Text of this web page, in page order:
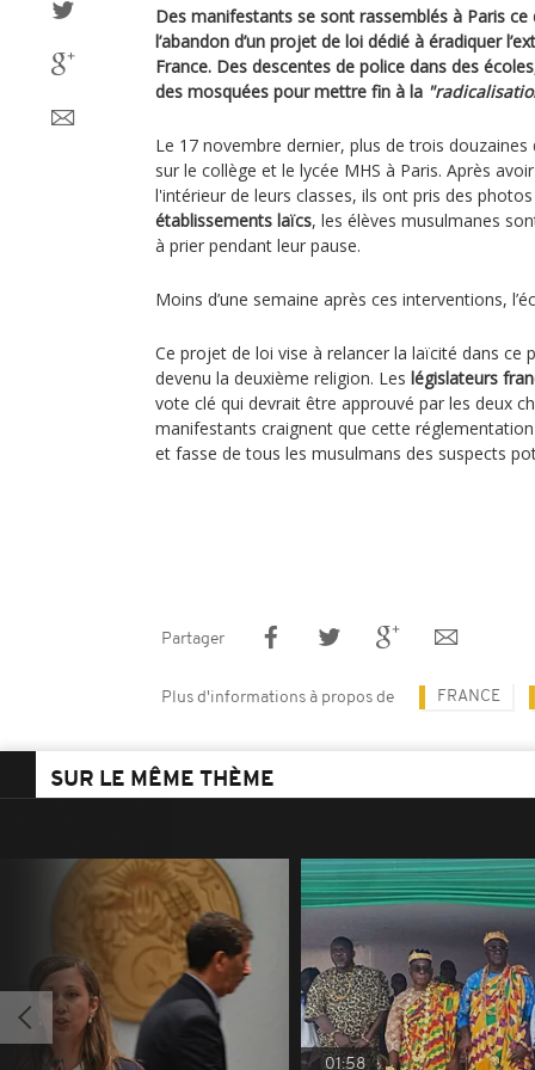
Des manifestants se sont rassemblés à Paris
l’abandon d’un projet de loi dédié à éradiquer
France. Des descentes de police dans des
des mosquées pour mettre fin à la
Le 17 novembre dernier, plus de trois
sur le collège et le lycée MHS à Paris. Après
l'intérieur de leurs classes, ils ont pris des
établissements laïcs, les élèves musulmanes
à prier pendant leur pause.
Moins d’une semaine après ces interventions,
Ce projet de loi vise à relancer la laïcité dans ce
devenu la deuxième religion. Les législateurs
vote clé qui devrait être approuvé par les deux
manifestants craignent que cette réglementation
et fasse de tous les musulmans des suspects
Partager
Plus d'informations à propos de FRANCE
SUR LE MÊME THÈME
01:58